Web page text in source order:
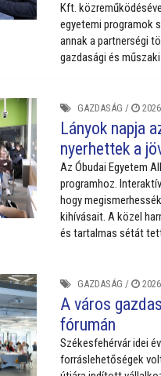
Kft.
egyetemi programok
annak a partnerségi
gazdasági és
GAZDASÁG /
Lányok napja
nyerhettek a
Az Óbudai Egyetem
programhoz.
hogy
kihívásait. A közel
és tartalmas sétát
GAZDASÁG /
A város
fórumán
Székesfehérvár idei
forráslehetőségek